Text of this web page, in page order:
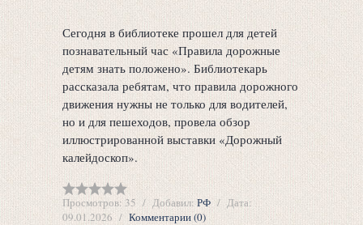
Сегодня в библиотеке прошел для детей
познавательный час «Правила дорожные
детям знать положено». Библиотекарь
рассказала ребятам, что правила дорожного
движения нужны не только для водителей,
но и для пешеходов, провела обзор
иллюстрированной выставки «Дорожный
калейдоскоп».
Просмотров: 35 Добавил: РФ
Дата:
09.01.2026
Комментарии (0)